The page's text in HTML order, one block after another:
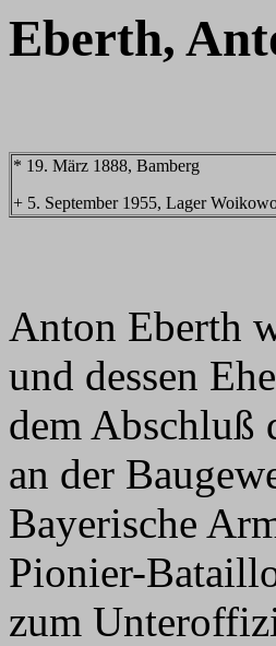
Eberth,
* 19. März 1888, Bamberg
+ 5. September 1955, Lager
Anton Eberth
und dessen
dem Abschluß
an der
Bayerische
Pionier-
zum